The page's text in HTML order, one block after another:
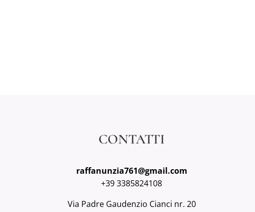
CONTATTI
raffanunzia761@gmail.com
+39 3385824108
Via Padre Gaudenzio Cianci nr. 20